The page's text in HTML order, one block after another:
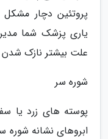
پروتئین دچار
یاری پزشک شما
علت بیشتر نازک شدن
شوره سر
پوسته های زرد یا
ابروهای نشانه